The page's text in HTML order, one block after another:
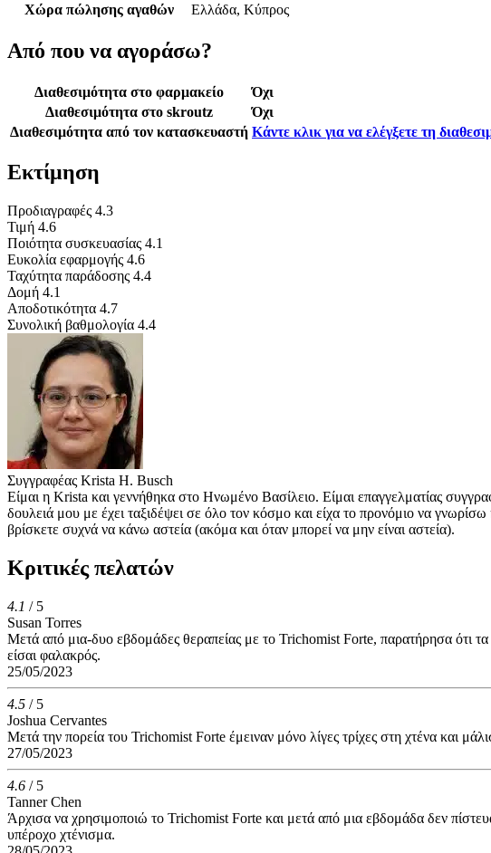
Χώρα πώλησης αγαθών
Ελλάδα, Κύπρος
Από που να αγοράσω?
Διαθεσιμότητα στο φαρμακείο
Όχι
Διαθεσιμότητα στο skroutz
Όχι
Διαθεσιμότητα από τον κατασκευαστή Κάντε κλικ για να ελέγξετε τη
Εκτίμηση
Προδιαγραφές 4.3
Τιμή 4.6
Ποιότητα συσκευασίας 4.1
Ευκολία εφαρμογής 4.6
Ταχύτητα παράδοσης 4.4
Δομή 4.1
Αποδοτικότητα 4.7
Συνολική βαθμολογία 4.4
Συγγραφέας Krista H. Busch
Είμαι η Krista και γεννήθηκα στο Ηνωμένο Βασίλειο. Είμαι επαγγελματίας
δουλειά μου με έχει ταξιδέψει σε όλο τον κόσμο και είχα το προνόμιο να
βρίσκετε συχνά να κάνω αστεία (ακόμα και όταν μπορεί να μην είναι αστεία).
Κριτικές πελατών
4.1 / 5
Susan Torres
Μετά από μια-δυο εβδομάδες θεραπείας με το Trichomist Forte, παρατήρησα ότι
είσαι φαλακρός.
25/05/2023
4.5 / 5
Joshua Cervantes
Μετά την πορεία του Trichomist Forte έμειναν μόνο λίγες τρίχες στη χτένα και
27/05/2023
4.6 / 5
Tanner Chen
Άρχισα να χρησιμοποιώ το Trichomist Forte και μετά από μια εβδομάδα δεν
υπέροχο χτένισμα.